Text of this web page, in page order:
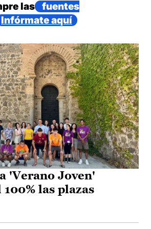
las
fuentes
Infórmate aquí
'Verano Joven'
las plazas